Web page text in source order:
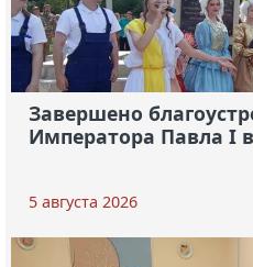
Завершено
Императора Павла I
5 августа 2026